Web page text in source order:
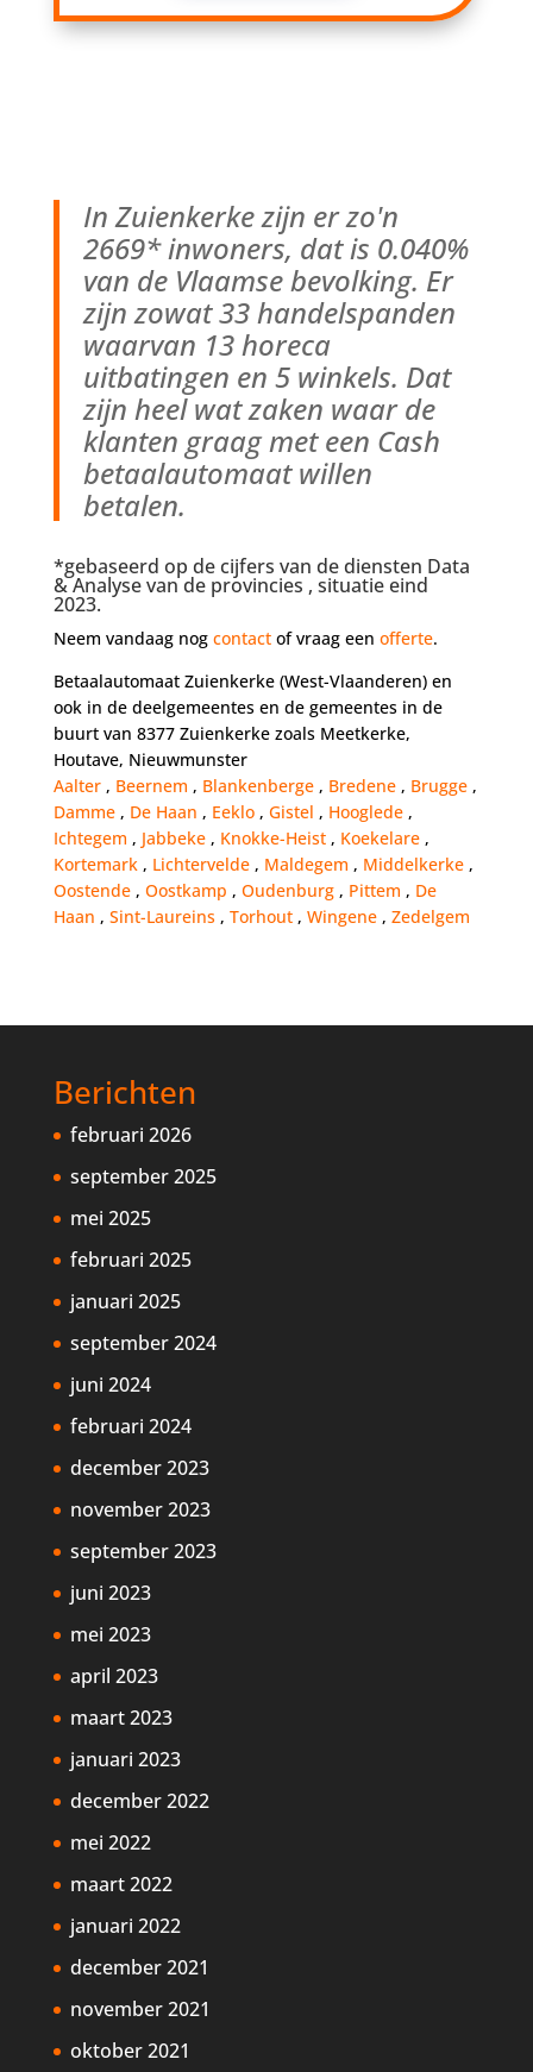
In Zuienkerke zijn er zo'n
2669* inwoners, dat is 0.040%
van de Vlaamse bevolking. Er
zijn zowat 33 handelspanden
waarvan 13 horeca
uitbatingen en 5 winkels. Dat
zijn heel wat zaken waar de
klanten graag met een Cash
betaalautomaat willen
betalen.
*gebaseerd op de cijfers van de diensten Data
& Analyse van de provincies , situatie eind
2023.
Neem vandaag nog contactof vraag een offerte.
Betaalautomaat Zuienkerke (West-Vlaanderen) en
ook in de deelgemeentes en de gemeentes in de
buurt van 8377 Zuienkerke zoals Meetkerke,
Houtave, Nieuwmunster
Aalter , Beernem , Blankenberge , Bredene , Brugge ,
Damme , De Haan , Eeklo , Gistel , Hooglede ,
Ichtegem , Jabbeke , Knokke-Heist , Koekelare ,
Kortemark , Lichtervelde , Maldegem , Middelkerke ,
Oostende , Oostkamp , Oudenburg , Pittem , De
Haan , Sint-Laureins , Torhout , Wingene , Zedelgem
Berichten
februari 2026
september 2025
mei 2025
februari 2025
januari 2025
september 2024
juni 2024
februari 2024
december 2023
november 2023
september 2023
juni 2023
mei 2023
april 2023
maart 2023
januari 2023
december 2022
mei 2022
maart 2022
januari 2022
december 2021
november 2021
oktober 2021